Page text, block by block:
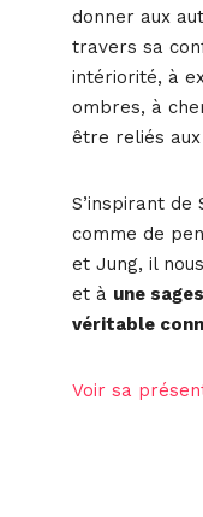
donner aux
travers sa
intériorité, à
ombres, à
être reliés
S’inspirant de
comme de
et Jung, il
et à une
véritable
Voir sa